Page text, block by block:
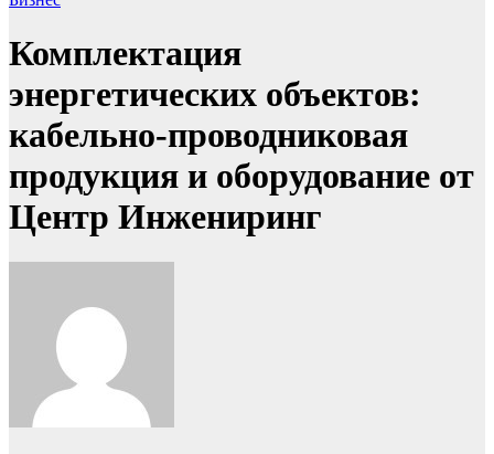
Комплектация
энергетических объектов:
кабельно-проводниковая
продукция и оборудование от
Центр Инжениринг